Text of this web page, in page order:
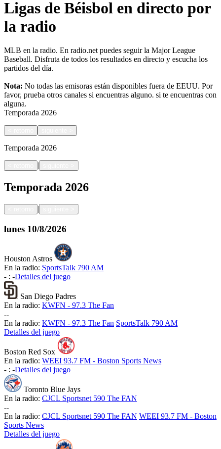
Ligas de Béisbol en directo por
la radio
MLB en la radio. En radio.net puedes seguir la Major League
Baseball. Disfruta de todos los resultados en directo y escucha los
partidos del día.
Nota: No todas las emisoras están disponibles fuera de EEUU. Por
favor, prueba otros canales si encuentras alguno. si te encuentras con
alguna.
Temporada 2026
Temporada 2026
|
Temporada 2026
|
lunes 10/8/2026
Houston Astros
En la radio: SportsTalk 790 AM
- : -Detalles del juego
San Diego Padres
En la radio: KWFN - 97.3 The Fan
--
En la radio: KWFN - 97.3 The Fan SportsTalk 790 AM
Detalles del juego
Boston Red Sox
En la radio: WEEI 93.7 FM - Boston Sports News
- : -Detalles del juego
Toronto Blue Jays
En la radio: CJCL Sportsnet 590 The FAN
--
En la radio: CJCL Sportsnet 590 The FAN WEEI 93.7 FM - Boston
Sports News
Detalles del juego